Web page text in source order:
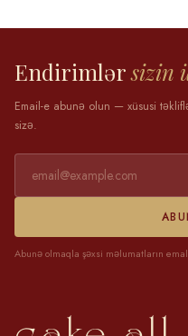
Endirimlərsizin
Email-e abunə olun — xüsusi
sizə.
Abunə olmaqla şəxsi məlumatların